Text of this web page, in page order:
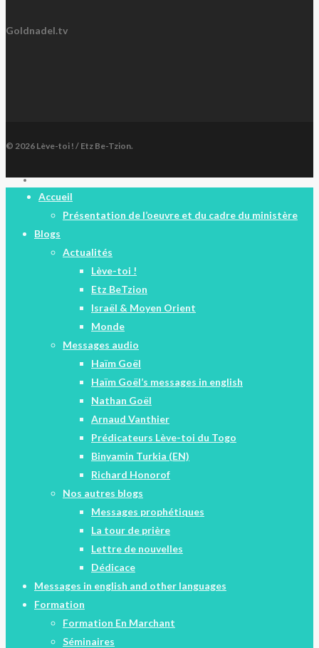
Goldnadel.tv
© 2026 Lève-toi ! / Etz Be-Tzion.
facebook
Close
Menu
Accueil
Présentation de l’oeuvre et du cadre du ministère
Blogs
Actualités
Lève-toi !
Etz BeTzion
Israël & Moyen Orient
Monde
Messages audio
Haïm Goël
Haïm Goël’s messages in english
Nathan Goël
Arnaud Vanthier
Prédicateurs Lève-toi du Togo
Binyamin Turkia (EN)
Richard Honorof
Nos autres blogs
Messages prophétiques
La tour de prière
Lettre de nouvelles
Dédicace
Messages in english and other languages
Formation
Formation En Marchant
Séminaires